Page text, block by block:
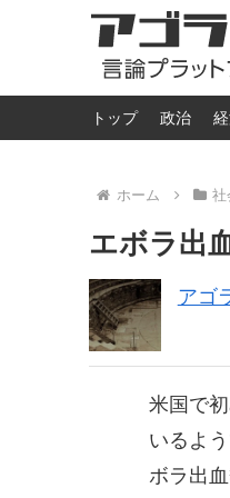
トップ 政治
ホーム 社
エボラ出
アゴ
米国で
いるよ
ボラ出